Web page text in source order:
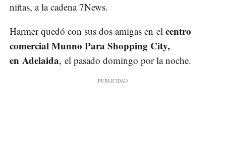
niñas, a la cadena 7News.
Harmer quedó con sus dos amigas en el centro
comercial Munno Para Shopping City,
en Adelaida, el pasado domingo por la noche.